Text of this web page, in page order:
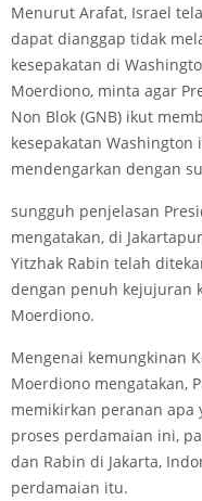
Menurut Arafat, Israel
dapat dianggap tidak
kesepakatan di
Moerdiono, minta agar
Non Blok (GNB) ikut
kesepakatan
mendengarkan dengan
sungguh penjelasan
mengatakan, di
Yitzhak Rabin telah
dengan penuh kejujuran
Moerdiono.
Mengenai kemungkinan
Moerdiono mengatakan,
memikirkan peranan apa
proses perdamaian ini,
dan Rabin di Jakarta,
perdamaian itu.